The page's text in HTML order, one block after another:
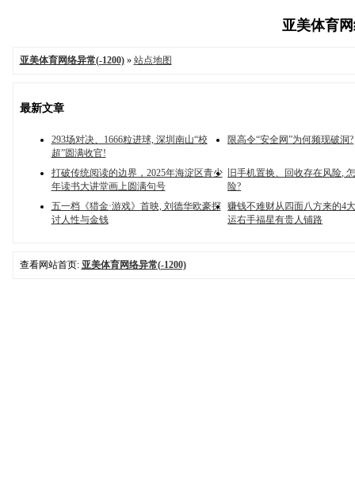
亚美体育
亚美体育网络异常(-1200)» 站点地图
最新文章
293场对决、1666粒进球, 深圳南山“校
超”圆满收官!
限高令“安全网”为何频现破洞?
打破传统阅读的边界，2025年海淀区青少
年读书大讲堂画上圆满句号
旧手机置换、回收存在风险,
险?
五一档《猎金·游戏》首映, 刘德华欧豪探
讨人性与金钱
赚钱不难财从四面八方来的4
运右手福星有贵人铺路
查看网站首页: 亚美体育网络异常(-1200)